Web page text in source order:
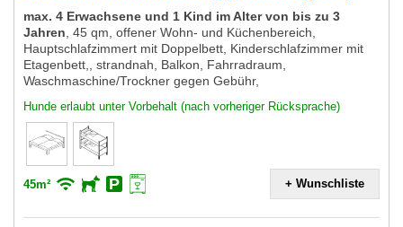
max. 4 Erwachsene und 1 Kind im Alter von bis zu 3
Jahren 45 qm, offener Wohn- und Küchenbereich,
Hauptschlafzimmert mit Doppelbett, Kinderschlafzimmer mit
Etagenbett,, strandnah, Balkon, Fahrradraum,
Waschmaschine/Trockner gegen Gebühr,
Hunde erlaubt unter Vorbehalt (nach vorheriger Rücksprache)
45m² + Wunschliste